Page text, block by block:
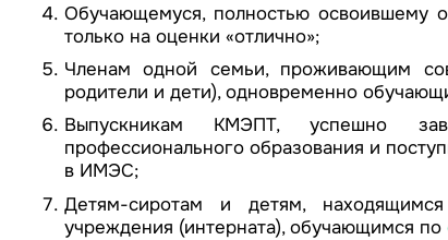
Обучающемуся, полностью освоившему
только на оценки «отлично»;
Членам одной семьи, проживающим
родители и дети), одновременно
Выпускникам КМЭПТ, успешно
профессионального образования и
в ИМЭС;
Детям-сиротам и детям,
учреждения (интерната), обучающимся по